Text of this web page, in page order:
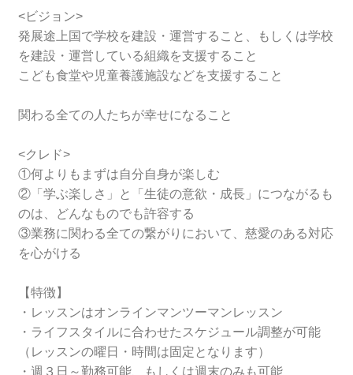
<ビジョン>
発展途上国で学校を建設・運営すること、もしくは学校
を建設・運営している組織を支援すること
こども食堂や児童養護施設などを支援すること
関わる全ての人たちが幸せになること
<クレド>
①何よりもまずは自分自身が楽しむ
②「学ぶ楽しさ」と「生徒の意欲・成長」につながるも
のは、どんなものでも許容する
③業務に関わる全ての繋がりにおいて、慈愛のある対応
を心がける
【特徴】
・レッスンはオンラインマンツーマンレッスン
・ライフスタイルに合わせたスケジュール調整が可能
（レッスンの曜日・時間は固定となります）
・週３日～勤務可能、もしくは週末のみも可能